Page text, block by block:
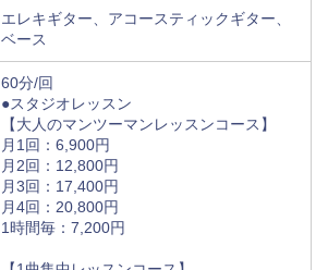
エレキギター、アコースティックギター、
ベース
60分/回
●スタジオレッスン
【大人のマンツーマンレッスンコース】
月1回：6,900円
月2回：12,800円
月3回：17,400円
月4回：20,800円
1時間毎：7,200円